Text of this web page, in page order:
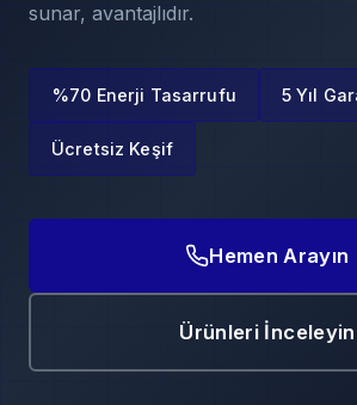
sunar, avantajlıdır.
%70 Enerji Tasarrufu 5 Yıl
Ücretsiz Keşif
Hemen Arayın
Ürünleri İnceleyin